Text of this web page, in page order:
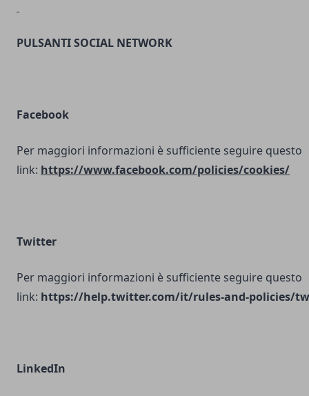
PULSANTI SOCIAL NETWORK
Facebook
Per maggiori informazioni è sufficiente seguire questo
link: https://www.facebook.com/policies/cookies/
Twitter
Per maggiori informazioni è sufficiente seguire questo
link: https://help.twitter.com/it/rules-and-policies/
LinkedIn